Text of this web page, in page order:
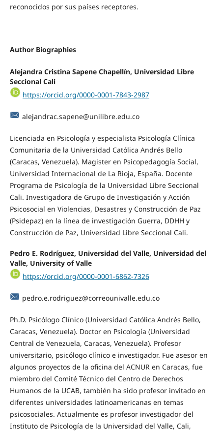
reconocidos por sus países receptores.
Author Biographies
Alejandra Cristina Sapene Chapellín, Universidad Libre
Seccional Cali
https://orcid.org/0000-0001-7843-2987
alejandrac.sapene@unilibre.edu.co
Licenciada en Psicología y especialista Psicología Clínica
Comunitaria de la Universidad Católica Andrés Bello
(Caracas, Venezuela). Magister en Psicopedagogía Social,
Universidad Internacional de La Rioja, España. Docente
Programa de Psicología de la Universidad Libre Seccional
Cali. Investigadora de Grupo de Investigación y Acción
Psicosocial en Violencias, Desastres y Construcción de Paz
(Psidepaz) en la línea de investigación Guerra, DDHH y
Construcción de Paz, Universidad Libre Seccional Cali.
Pedro E. Rodríguez, Universidad del Valle, Universidad del
Valle, University of Valle
https://orcid.org/0000-0001-6862-7326
pedro.e.rodriguez@correounivalle.edu.co
Ph.D. Psicólogo Clínico (Universidad Católica Andrés Bello,
Caracas, Venezuela). Doctor en Psicología (Universidad
Central de Venezuela, Caracas, Venezuela). Profesor
universitario, psicólogo clínico e investigador. Fue asesor en
algunos proyectos de la oficina del ACNUR en Caracas, fue
miembro del Comité Técnico del Centro de Derechos
Humanos de la UCAB, también ha sido profesor invitado en
diferentes universidades latinoamericanas en temas
psicosociales. Actualmente es profesor investigador del
Instituto de Psicología de la Universidad del Valle, Cali,